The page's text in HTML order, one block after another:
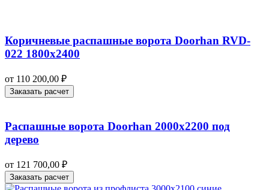
Коричневые распашные ворота Doorhan RVD-
022 1800х2400
от 110 200,00 ₽
Заказать расчет
Распашные ворота Doorhan 2000х2200 под
дерево
от 121 700,00 ₽
Заказать расчет